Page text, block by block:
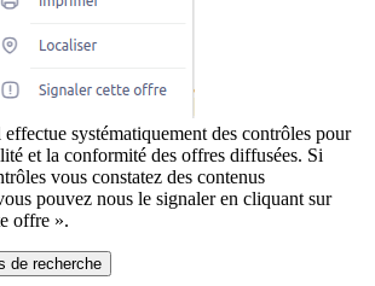
systématiquement des contrôles pour
et la conformité des offres diffusées. Si
vous constatez des contenus
pouvez nous le signaler en cliquant sur
offre ».
de recherche